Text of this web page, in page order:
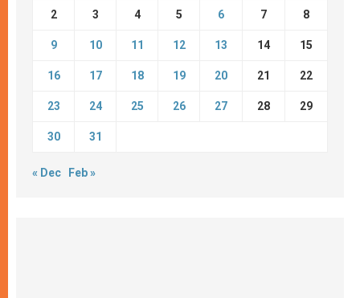
2 3 4 5 6 7 8
9 10 11 12 13 14 15
16 17 18 19 20 21 22
23 24 25 26 27 28 29
30 31
« Dec Feb »